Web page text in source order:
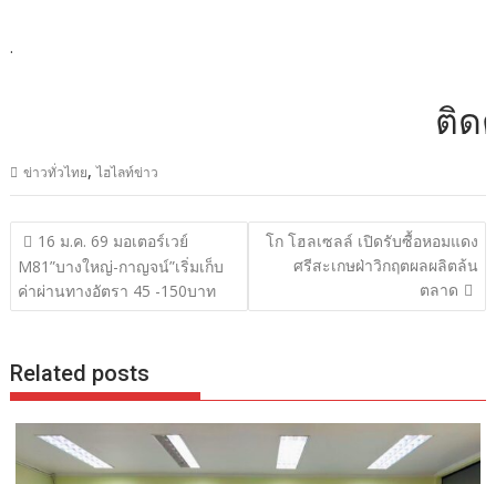
.
ติดต่อ
ข่าวทั่วไทย,ไฮไลท์ข่าว
แนะแนว
เรื่อง
16 ม.ค. 69 มอเตอร์เวย์
M81”บางใหญ่-กาญจน์”เริ่มเก็บ
ค่าผ่านทางอัตรา 45 -150บาท
โก โฮลเซลล์ เปิดรับซื้อหอมแดง
ศรีสะเกษฝ่าวิกฤตผลผลิตล้น
ตลาด
Related posts